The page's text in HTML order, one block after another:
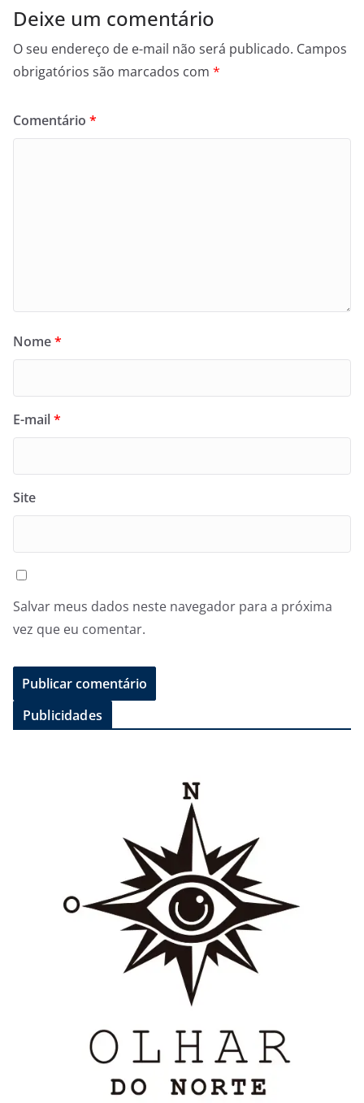
Deixe um comentário
O seu endereço de e-mail não será publicado. Campos
obrigatórios são marcados com *
Comentário *
Nome*
E-mail*
Site
Salvar meus dados neste navegador para a próxima
vez que eu comentar.
Publicidades